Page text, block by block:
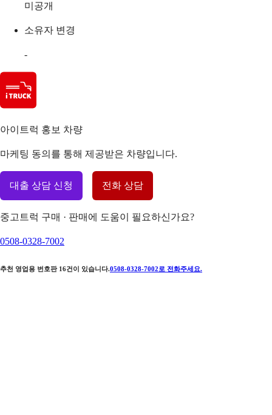
미공개
소유자 변경
-
아이트럭 홍보 차량
마케팅 동의를 통해 제공받은 차량입니다.
대출 상담 신청 전화 상담
중고트럭 구매 · 판매에 도움이 필요하신가요?
0508-0328-7002
추천 영업용 번호판 16건이 있습니다.0508-0328-7002 로 전화주세요.